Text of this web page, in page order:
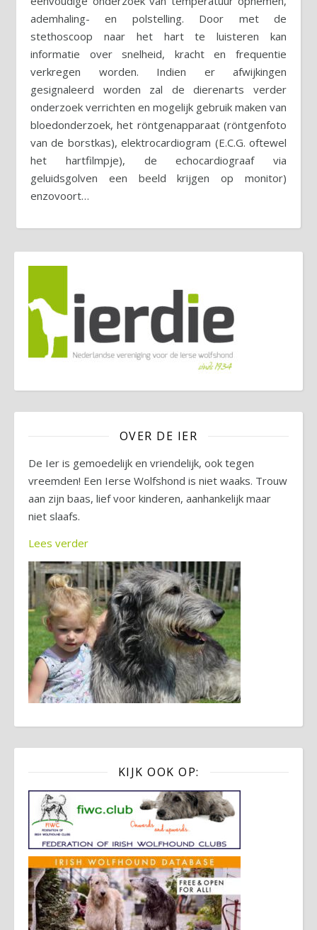
ademhaling- en polstelling. Door met de
stethoscoop naar het hart te luisteren kan
informatie over snelheid, kracht en frequentie
verkregen worden. Indien er afwijkingen
gesignaleerd worden zal de dierenarts verder
onderzoek verrichten en mogelijk gebruik maken van
bloedonderzoek, het röntgenapparaat (röntgenfoto
van de borstkas), elektrocardiogram (E.C.G. oftewel
het hartfilmpje), de echocardiograaf via
geluidsgolven een beeld krijgen op monitor)
enzovoort…
OVER DE IER
De Ier is gemoedelijk en vriendelijk, ook tegen
vreemden! Een Ierse Wolfshond is niet waaks. Trouw
aan zijn baas, lief voor kinderen, aanhankelijk maar
niet slaafs.
Lees verder
KIJK OOK OP: